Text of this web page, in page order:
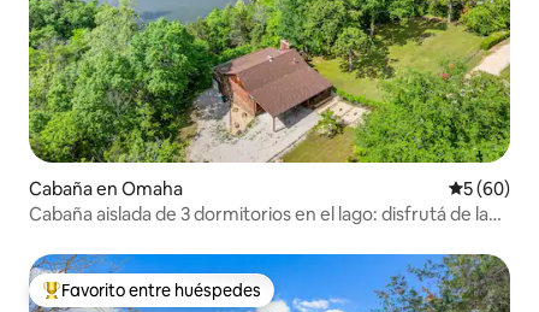
Cabaña en Omaha
5 (60)
Cabaña aislada de 3 dormitorios en el lago: disfrutá de la
Favorito entre los huéspedes más destacados
Favorito entre huéspedes